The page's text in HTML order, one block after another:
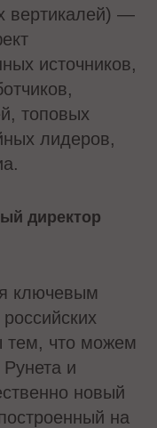
вертикалей) —
источников,
топовых
лидеров,
директор
ключевым
тем, что можем
и
новый
на